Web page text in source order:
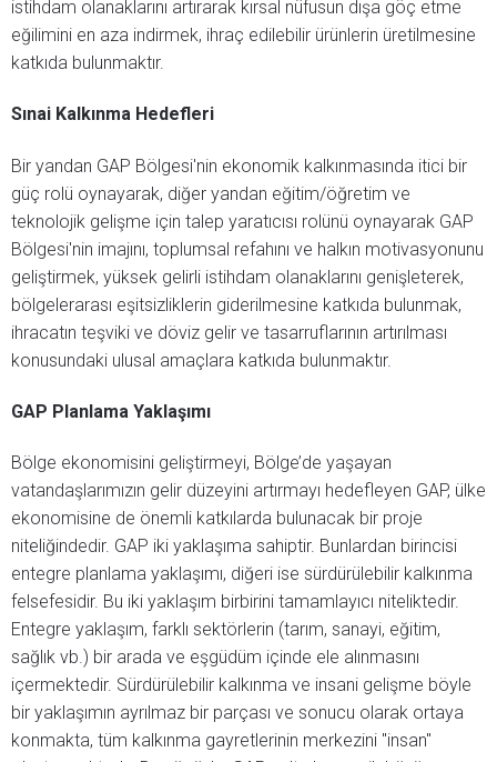
istihdam olanaklarını artırarak kırsal nüfusun dışa göç etme
eğilimini en aza indirmek, ihraç edilebilir ürünlerin üretilmesine
katkıda bulunmaktır.
Sınai Kalkınma Hedefleri
Bir yandan GAP Bölgesi'nin ekonomik kalkınmasında itici bir
güç rolü oynayarak, diğer yandan eğitim/öğretim ve
teknolojik gelişme için talep yaratıcısı rolünü oynayarak GAP
Bölgesi'nin imajını, toplumsal refahını ve halkın motivasyonunu
geliştirmek, yüksek gelirli istihdam olanaklarını genişleterek,
bölgelerarası eşitsizliklerin giderilmesine katkıda bulunmak,
ihracatın teşviki ve döviz gelir ve tasarruflarının artırılması
konusundaki ulusal amaçlara katkıda bulunmaktır.
GAP Planlama Yaklaşımı
Bölge ekonomisini geliştirmeyi, Bölge’de yaşayan
vatandaşlarımızın gelir düzeyini artırmayı hedefleyen GAP, ülke
ekonomisine de önemli katkılarda bulunacak bir proje
niteliğindedir. GAP iki yaklaşıma sahiptir. Bunlardan birincisi
entegre planlama yaklaşımı, diğeri ise sürdürülebilir kalkınma
felsefesidir. Bu iki yaklaşım birbirini tamamlayıcı niteliktedir.
Entegre yaklaşım, farklı sektörlerin (tarım, sanayi, eğitim,
sağlık vb.) bir arada ve eşgüdüm içinde ele alınmasını
içermektedir. Sürdürülebilir kalkınma ve insani gelişme böyle
bir yaklaşımın ayrılmaz bir parçası ve sonucu olarak ortaya
konmakta, tüm kalkınma gayretlerinin merkezini "insan"